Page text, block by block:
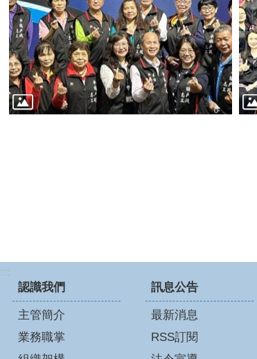
:::
認識我們
主管簡介
業務職掌
訊息公告
最新消息
RSS訂閱